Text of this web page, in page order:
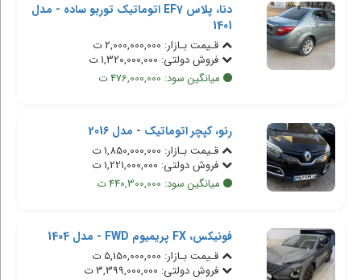
دنا، پلاس EF7 اتوماتیک توربو ساده - مدل
1401
قـیمت بـازار: 2,000,000,000 ت
فروش دولتی: 1,320,000,000 ت
میانگین سود: 476,000,000 ت
رنو، کپچر اتوماتیک - مدل 2016
قـیمت بـازار: 1,850,000,000 ت
فروش دولتی: 1,221,000,000 ت
میانگین سود: 440,300,000 ت
فونیکس، FX پریمیوم FWD - مدل 1404
قـیمت بـازار: 5,150,000,000 ت
فروش دولتی: 3,399,000,000 ت